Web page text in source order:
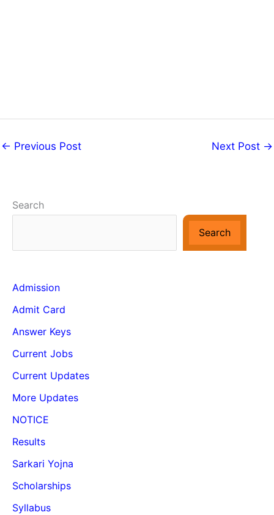
← Previous Post Next Post →
Search
Search
Admission
Admit Card
Answer Keys
Current Jobs
Current Updates
More Updates
NOTICE
Results
Sarkari Yojna
Scholarships
Syllabus